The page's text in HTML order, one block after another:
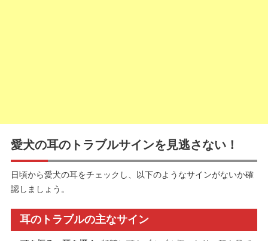
愛犬の耳のトラブルサインを見逃さない！
日頃から愛犬の耳をチェックし、以下のようなサインがないか確
認しましょう。
耳のトラブルの主なサイン